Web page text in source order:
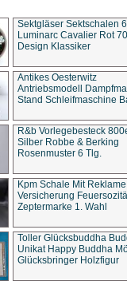
Sektgläser Sektschalen
Luminarc Cavalier Rot
Design Klassiker
Antikes Oesterwitz
Antriebsmodell
Stand Schleifmaschine
R&b Vorlegebesteck
Silber Robbe & Berking
Rosenmuster 6 Tlg.
Kpm Schale Mit Reklame
Versicherung
Zeptermarke 1. Wahl
Toller Glücksbuddha
Unikat Happy Buddha
Glücksbringer Holzfigur